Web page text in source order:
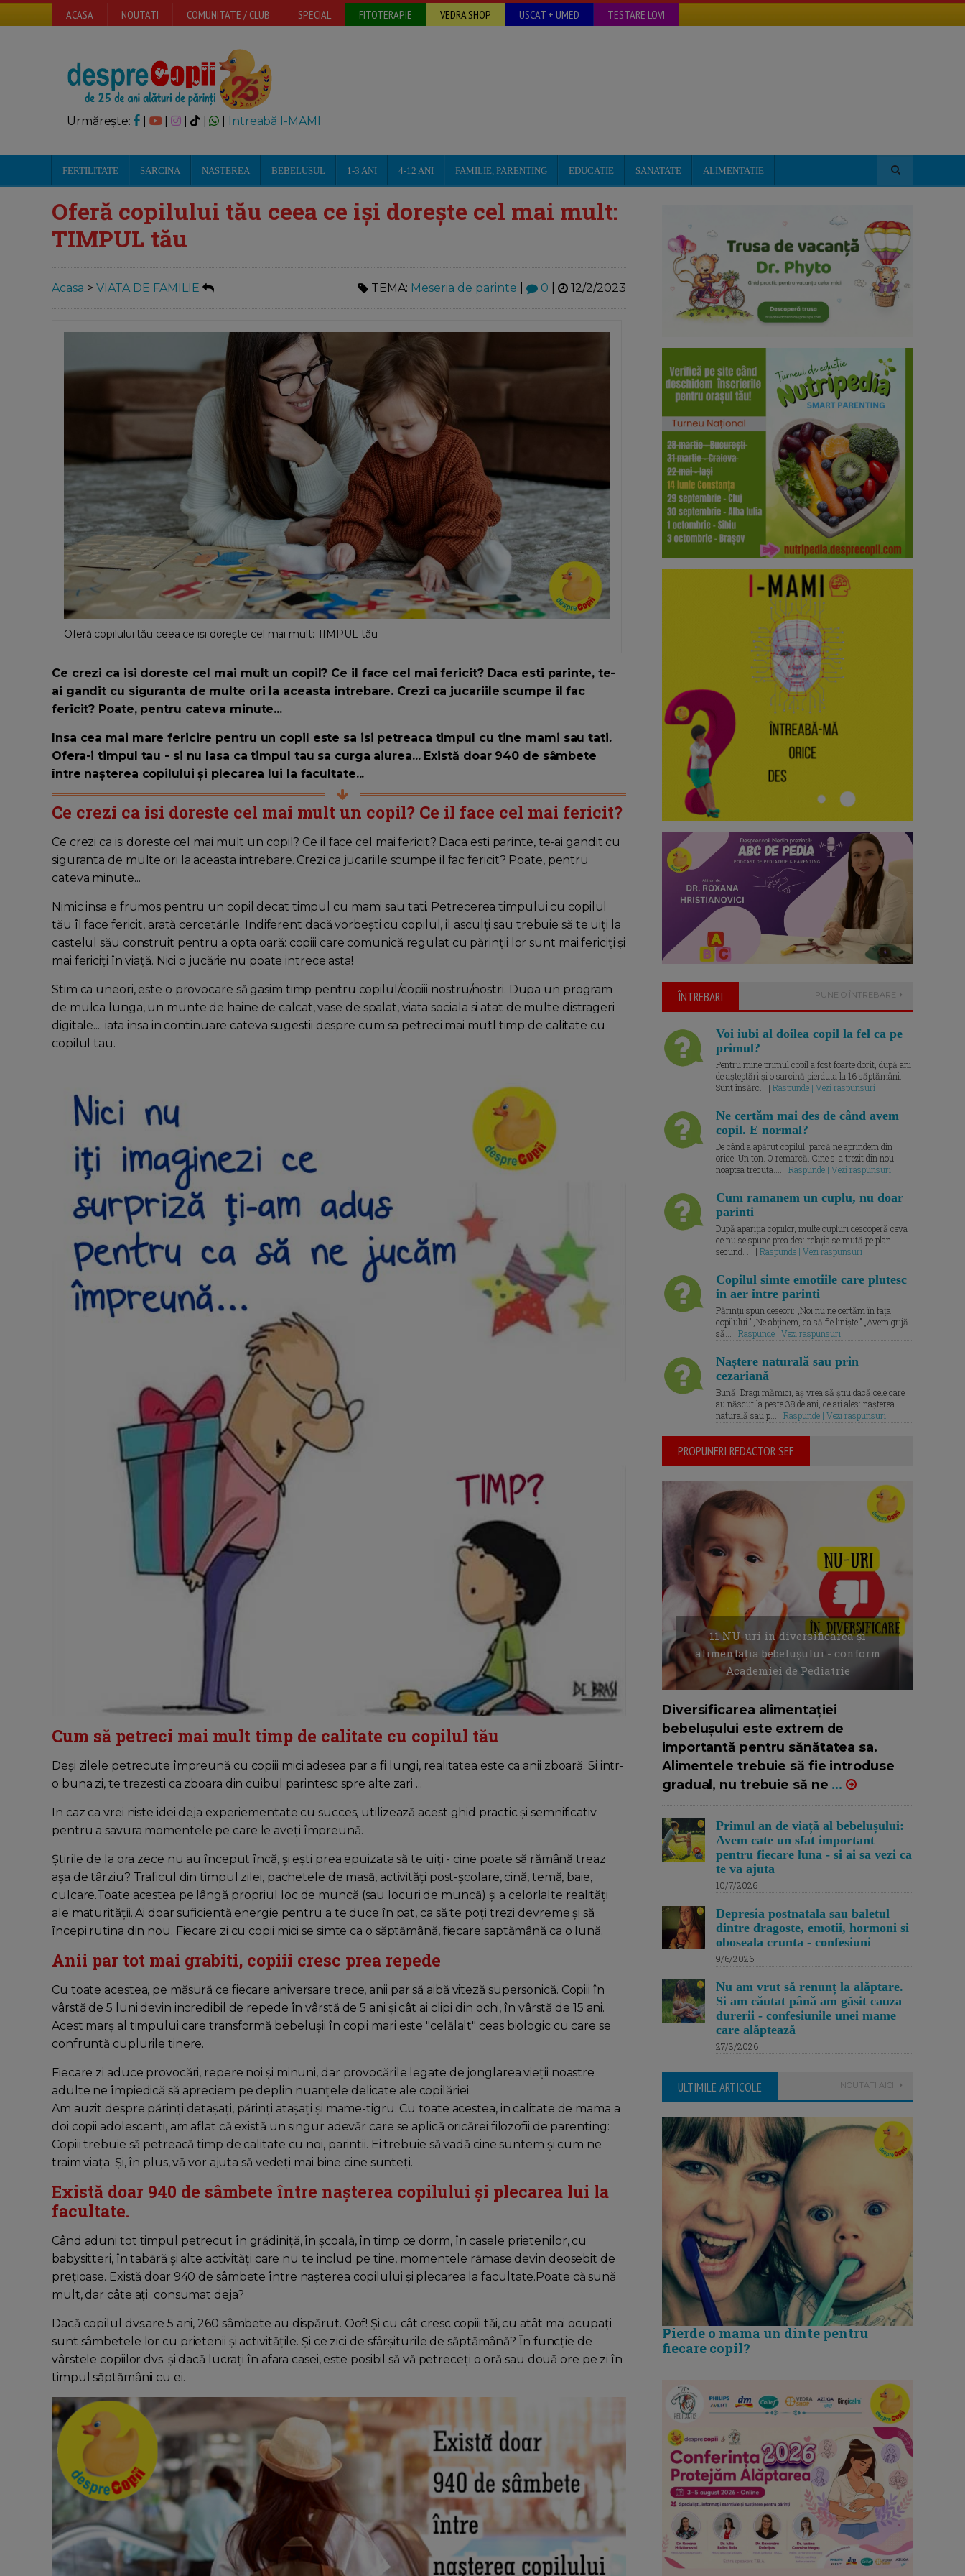
ACASA NOUTATI COMUNITATE / CLUB SPECIAL FITOTERAPIE VEDRA SHOP USCAT + UMED TESTARE LOVI
Urmărește: | | Intreabă I-MAMI
FERTILITATE SARCINA NASTEREA BEBELUSUL 1-3 ANI 4-12 ANI FAMILIE, PARENTING EDUCATIE SANATATE ALIMENTATIE
Oferă copilului tău ceea ce iși dorește cel mai mult:
TIMPUL tău
Acasa > VIATA DE FAMILIE TEMA: Meseria de parinte 0 12/2/2023
Oferă copilului tău ceea ce iși dorește cel mai mult: TIMPUL tău
Ce crezi ca isi doreste cel mai mult un copil? Ce il face cel mai fericit? Daca esti parinte, te-
ai gandit cu siguranta de multe ori la aceasta intrebare. Crezi ca jucariile scumpe il fac
fericit? Poate, pentru cateva minute...
Insa cea mai mare fericire pentru un copil este sa isi petreaca timpul cu tine mami sau tati.
Ofera-i timpul tau - si nu lasa ca timpul tau sa curga aiurea... Există doar 940 de sâmbete
între nașterea copilului și plecarea lui la facultate...
Ce crezi ca isi doreste cel mai mult un copil? Ce il face cel mai fericit?
Ce crezi ca isi doreste cel mai mult un copil? Ce il face cel mai fericit? Daca esti parinte, te-ai gandit cu
siguranta de multe ori la aceasta intrebare. Crezi ca jucariile scumpe il fac fericit? Poate, pentru
cateva minute...
Nimic insa e frumos pentru un copil decat timpul cu mami sau tati. Petrecerea timpului cu copilul
tău îl face fericit, arată cercetările. Indiferent dacă vorbești cu copilul, il asculți sau trebuie să te uiți la
castelul său construit pentru a opta oară: copiii care comunică regulat cu părinții lor sunt mai fericiți și
mai fericiți în viață. Nici o jucărie nu poate intrece asta!
Stim ca uneori, este o provocare să gasim timp pentru copilul/copiii nostru/nostri. Dupa un program
de mulca lunga, un munte de haine de calcat, vase de spalat, viata sociala si atat de multe distrageri
digitale.... iata insa in continuare cateva sugestii despre cum sa petreci mai mutl timp de calitate cu
copilul tau.
Cum să petreci mai mult timp de calitate cu copilul tău
Deși zilele petrecute împreună cu copiii mici adesea par a fi lungi, realitatea este ca anii zboară. Si intr-
o buna zi, te trezesti ca zboara din cuibul parintesc spre alte zari ...
In caz ca vrei niste idei deja experiementate cu succes, utilizează acest ghid practic și semnificativ
pentru a savura momentele pe care le aveți împreună.
Știrile de la ora zece nu au început încă, și ești prea epuizata să te uiți - cine poate să rămână treaz
așa de târziu? Traficul din timpul zilei, pachetele de masă, activități post-școlare, cină, temă, baie,
culcare.Toate acestea pe lângă propriul loc de muncă (sau locuri de muncă) și a celorlalte realități
ale maturității. Ai doar suficientă energie pentru a te duce în pat, ca să te poți trezi devreme și să
începi rutina din nou. Fiecare zi cu copii mici se simte ca o săptămână, fiecare saptămână ca o lună.
Anii par tot mai grabiti, copiii cresc prea repede
Cu toate acestea, pe măsură ce fiecare aniversare trece, anii par să aibă viteză supersonică. Copiii în
vârstă de 5 luni devin incredibil de repede în vârstă de 5 ani și cât ai clipi din ochi, în vârstă de 15 ani.
Acest marș al timpului care transformă bebelușii în copii mari este "celălalt" ceas biologic cu care se
confruntă cuplurile tinere.
Fiecare zi aduce provocări, repere noi și minuni, dar provocările legate de jonglarea vieții noastre
adulte ne împiedică să apreciem pe deplin nuanțele delicate ale copilăriei.
Am auzit despre părinți detașați, părinți atașați și mame-tigru. Cu toate acestea, in calitate de mama a
doi copii adolescenti, am aflat că există un singur adevăr care se aplică oricărei filozofii de parenting:
Copiii trebuie să petreacă timp de calitate cu noi, parintii. Ei trebuie să vadă cine suntem și cum ne
traim viața. Și, în plus, vă vor ajuta să vedeți mai bine cine sunteți.
Există doar 940 de sâmbete între nașterea copilului și plecarea lui la
facultate.
Când aduni tot timpul petrecut în grădiniță, în școală, în timp ce dorm, în casele prietenilor, cu
babysitteri, în tabără și alte activități care nu te includ pe tine, momentele rămase devin deosebit de
prețioase. Există doar 940 de sâmbete între nașterea copilului și plecarea la facultate.Poate că sună
mult, dar câte ați consumat deja?
Dacă copilul dvs.are 5 ani, 260 sâmbete au dispărut. Oof! Și cu cât cresc copiii tăi, cu atât mai ocupați
sunt sâmbetele lor cu prietenii și activitățile. Și ce zici de sfârșiturile de săptămână? În funcție de
vârstele copiilor dvs. și dacă lucrați în afara casei, este posibil să vă petreceți o oră sau două ore pe zi în
timpul săptămânii cu ei.
ÎNTREBARI PUNE O ÎNTREBARE
Voi iubi al doilea copil la fel ca pe
primul?
Pentru mine primul copil a fost foarte dorit, după ani
de așteptări și o sarcină pierduta la 16 săptămâni.
Sunt însărc... | Raspunde | Vezi raspunsuri
Ne certăm mai des de când avem
copil. E normal?
De când a apărut copilul, parcă ne aprindem din
orice. Un ton. O remarcă. Cine s-a trezit din nou
noaptea trecuta.... | Raspunde | Vezi raspunsuri
Cum ramanem un cuplu, nu doar
parinti
După apariția copiilor, multe cupluri descoperă ceva
ce nu se spune prea des: relația se mută pe plan
secund. ... | Raspunde | Vezi raspunsuri
Copilul simte emotiile care plutesc
in aer intre parinti
Părinții spun deseori: „Noi nu ne certăm în fața
copilului.” „Ne abținem, ca să fie liniște.” „Avem grijă
să... | Raspunde | Vezi raspunsuri
Naștere naturală sau prin
cezariană
Bună, Dragi mămici, aș vrea să știu dacă cele care
au născut la peste 38 de ani, ce ați ales: nașterea
naturală sau p... | Raspunde | Vezi raspunsuri
PROPUNERI REDACTOR SEF
11 NU-uri in diversificarea și
alimentația bebelușului - conform
Academiei de Pediatrie
Diversificarea alimentației
bebelușului este extrem de
importantă pentru sănătatea sa.
Alimentele trebuie să fie introduse
gradual, nu trebuie să ne ...
Primul an de viață al bebelușului:
Avem cate un sfat important
pentru fiecare luna - si ai sa vezi ca
te va ajuta
10/7/2026
Depresia postnatala sau baletul
dintre dragoste, emotii, hormoni si
oboseala crunta - confesiuni
9/6/2026
Nu am vrut să renunț la alăptare.
Si am căutat până am găsit cauza
durerii - confesiunile unei mame
care alăptează
27/3/2026
ULTIMILE ARTICOLE NOUTATI AICI
Pierde o mama un dinte pentru
fiecare copil?